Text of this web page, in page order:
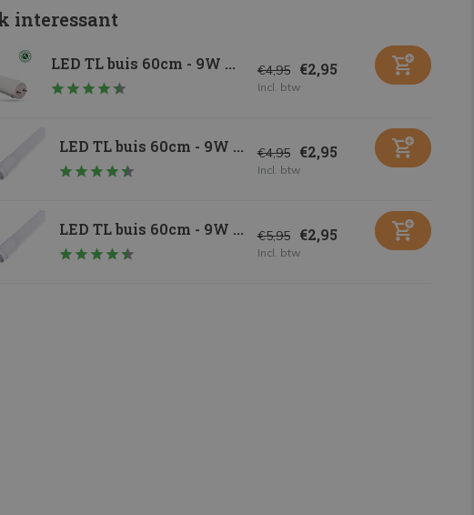
interessant
LED TL buis 60cm - 9W ... €4,95 €2,95
Incl. btw
LED TL buis 60cm - 9W ... €4,95 €2,95
Incl. btw
LED TL buis 60cm - 9W ... €5,95 €2,95
Incl. btw